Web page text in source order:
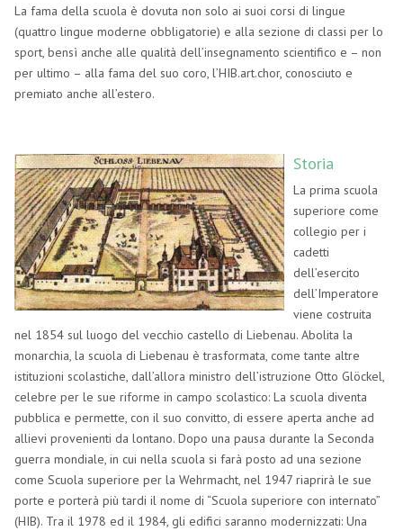
La fama della scuola è dovuta non solo ai suoi corsi di lingue
(quattro lingue moderne obbligatorie) e alla sezione di classi per lo
sport, bensì anche alle qualità dell’insegnamento scientifico e – non
per ultimo – alla fama del suo coro, l’HIB.art.chor, conosciuto e
premiato anche all’estero.
Storia
La prima scuola
superiore come
collegio per i
cadetti
dell’esercito
dell’Imperatore
viene costruita
nel 1854 sul luogo del vecchio castello di Liebenau. Abolita la
monarchia, la scuola di Liebenau è trasformata, come tante altre
istituzioni scolastiche, dall’allora ministro dell’istruzione Otto Glöckel,
celebre per le sue riforme in campo scolastico: La scuola diventa
pubblica e permette, con il suo convitto, di essere aperta anche ad
allievi provenienti da lontano. Dopo una pausa durante la Seconda
guerra mondiale, in cui nella scuola si farà posto ad una sezione
come Scuola superiore per la Wehrmacht, nel 1947 riaprirà le sue
porte e porterà più tardi il nome di “Scuola superiore con internato”
(HIB). Tra il 1978 ed il 1984, gli edifici saranno modernizzati: Una